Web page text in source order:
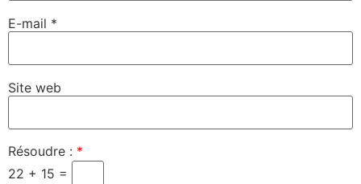
E-mail *
Site web
Résoudre : *
22 + 15 =